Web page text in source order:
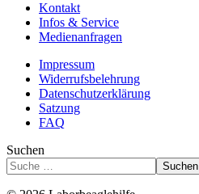
Kontakt
Infos & Service
Medienanfragen
Impressum
Widerrufsbelehrung
Datenschutzerklärung
Satzung
FAQ
Suchen
Suchen